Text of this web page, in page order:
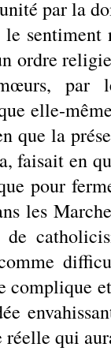
par la
sentiment
ordre
par
elle-
que la
faisait en
pour
les
complique
réelle qui